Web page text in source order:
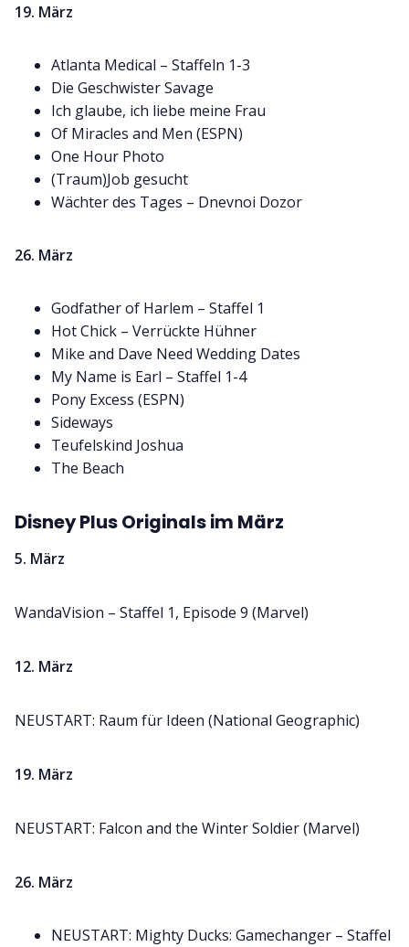
19. März
Atlanta Medical – Staffeln 1-3
Die Geschwister Savage
Ich glaube, ich liebe meine Frau
Of Miracles and Men (ESPN)
One Hour Photo
(Traum)Job gesucht
Wächter des Tages – Dnevnoi Dozor
26. März
Godfather of Harlem – Staffel 1
Hot Chick – Verrückte Hühner
Mike and Dave Need Wedding Dates
My Name is Earl – Staffel 1-4
Pony Excess (ESPN)
Sideways
Teufelskind Joshua
The Beach
Disney Plus Originals im März
5. März
WandaVision – Staffel 1, Episode 9 (Marvel)
12. März
NEUSTART: Raum für Ideen (National Geographic)
19. März
NEUSTART: Falcon and the Winter Soldier (Marvel)
26. März
NEUSTART: Mighty Ducks: Gamechanger – Staffel